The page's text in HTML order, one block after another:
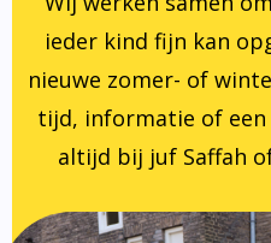
ieder kind fijn kan
nieuwe zomer- of
tijd, informatie of een
altijd bij juf Saffah